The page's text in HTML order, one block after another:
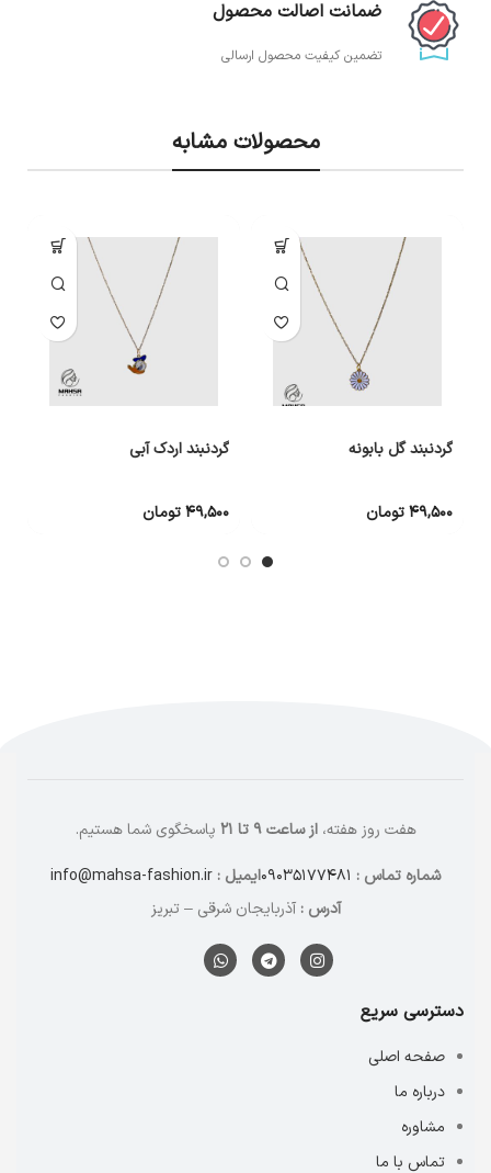
ضمانت اصالت محصول
تضمین کیفیت محصول ارسالی
محصولات مشابه
گردنبند گل بابونه
۴۹,۵۰۰تومان
گردنبند اردک آبی
۴۹,۵۰۰تومان
هفت روز هفته،از ساعت ۹ تا ۲۱
پاسخگوی شما هستیم.
شماره تماس : ۰۹۰۳۵۱۷۷۴۸۱ایمیل : info@mahsa-fashion.ir
آدرس : آذربایجان شرقی – تبریز
دسترسی سریع
صفحه اصلی
درباره ما
مشاوره
تماس با ما